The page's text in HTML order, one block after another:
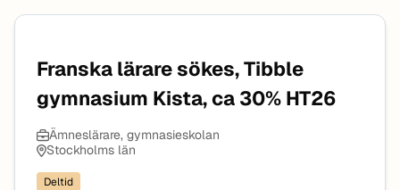
Franska lärare sökes, Tibble
gymnasium Kista, ca 30% HT26
Ämneslärare, gymnasieskolan
Stockholms län
Deltid